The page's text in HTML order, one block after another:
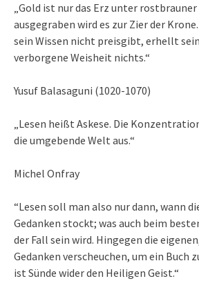
„Gold ist nur das Erz unter rostbrauner
ausgegraben wird es zur Zier der
sein Wissen nicht preisgibt, erhellt
verborgene Weisheit nichts.“
Yusuf Balasaguni (1020-1070)
„Lesen heißt Askese. Die
die umgebende Welt aus.“
Michel Onfray
“Lesen soll man also nur dann, wann
Gedanken stockt; was auch beim
der Fall sein wird. Hingegen die
Gedanken verscheuchen, um ein Buch
ist Sünde wider den Heiligen Geist.“